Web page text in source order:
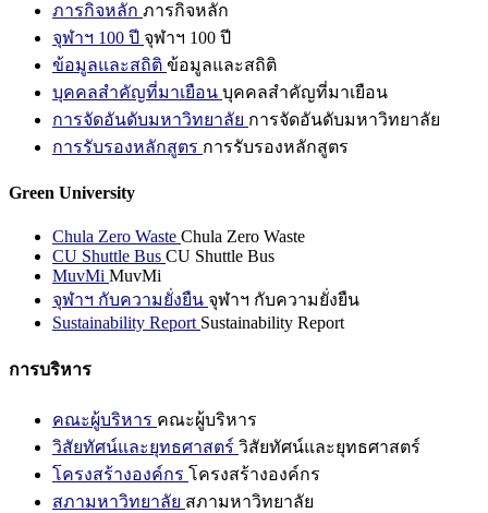
ภารกิจหลัก ภารกิจหลัก
จุฬาฯ 100 ปี จุฬาฯ 100 ปี
ข้อมูลและสถิติ ข้อมูลและสถิติ
บุคคลสำคัญที่มาเยือน บุคคลสำคัญที่มาเยือน
การจัดอันดับมหาวิทยาลัย การจัดอันดับมหาวิทยาลัย
การรับรองหลักสูตร การรับรองหลักสูตร
Green University
Chula Zero Waste Chula Zero Waste
CU Shuttle Bus CU Shuttle Bus
MuvMi MuvMi
จุฬาฯ กับความยั่งยืน จุฬาฯ กับความยั่งยืน
Sustainability Report Sustainability Report
การบริหาร
คณะผู้บริหาร คณะผู้บริหาร
วิสัยทัศน์และยุทธศาสตร์ วิสัยทัศน์และยุทธศาสตร์
โครงสร้างองค์กร โครงสร้างองค์กร
สภามหาวิทยาลัย สภามหาวิทยาลัย